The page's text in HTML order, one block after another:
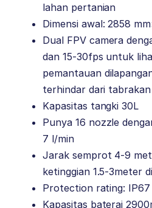
lahan pertanian
Dimensi awal: 2858
Dual FPV camera
dan 15-30fps untuk
pemantauan
terhindar dari tabrakan
Kapasitas tangki 30L
Punya 16 nozzle
7 l/min
Jarak semprot 4-9
ketinggian 1.5-3meter
Protection rating: IP67
Kapasitas baterai